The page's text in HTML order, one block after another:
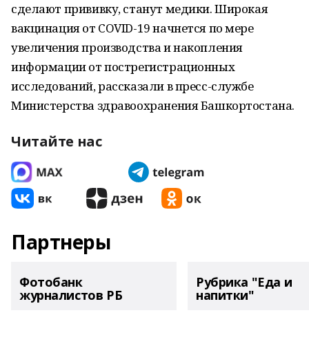
сделают прививку, станут медики. Широкая
вакцинация от COVID-19 начнется по мере
увеличения производства и накопления
информации от пострегистрационных
исследований, рассказали в пресс-службе
Министерства здравоохранения Башкортостана.
Читайте нас
Партнеры
Фотобанк
журналистов РБ
Рубрика "Еда и
напитки"